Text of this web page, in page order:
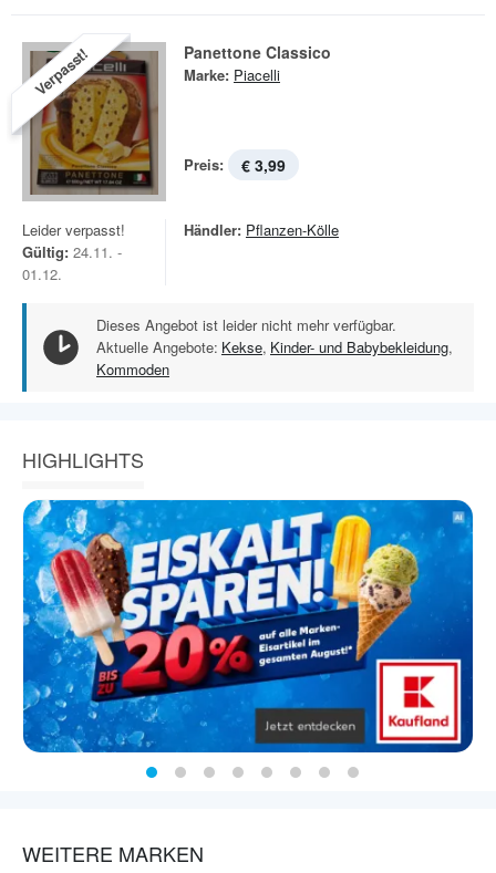
Verpasst! Panettone Classico
Marke: Piacelli
Preis: € 3,99
Leider verpasst!
Gültig: 24.11. -
01.12.
Händler: Pflanzen-Kölle
Dieses Angebot ist leider nicht mehr verfügbar.
Aktuelle Angebote: Kekse, Kinder- und Babybekleidung,
Kommoden
HIGHLIGHTS
WEITERE MARKEN